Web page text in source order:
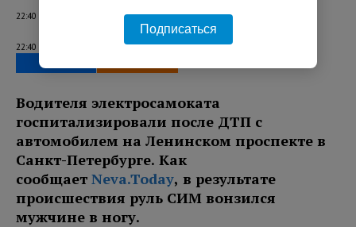
22:40 05.08.2026
22:40 05.08.2026
Водителя электросамоката
госпитализировали после ДТП с
автомобилем на Ленинском проспекте в
Санкт-Петербурге. Как
сообщает Neva.Today, в результате
происшествия руль СИМ вонзился
мужчине в ногу.
Подписаться